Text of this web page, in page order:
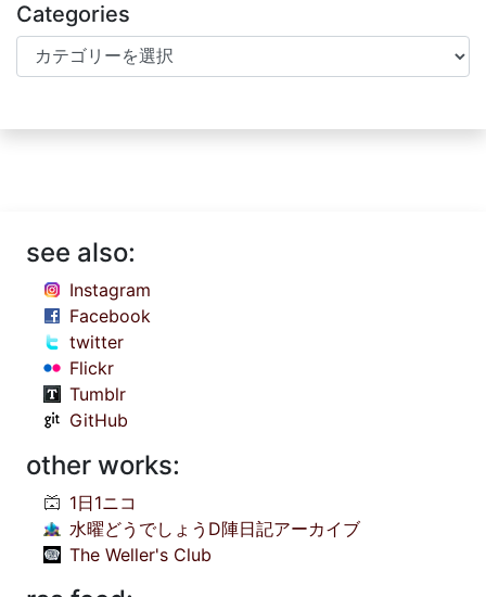
Categories
Categories
see also:
Instagram
Facebook
twitter
Flickr
Tumblr
GitHub
other works:
1日1ニコ
水曜どうでしょうD陣日記アーカイブ
The Weller's Club